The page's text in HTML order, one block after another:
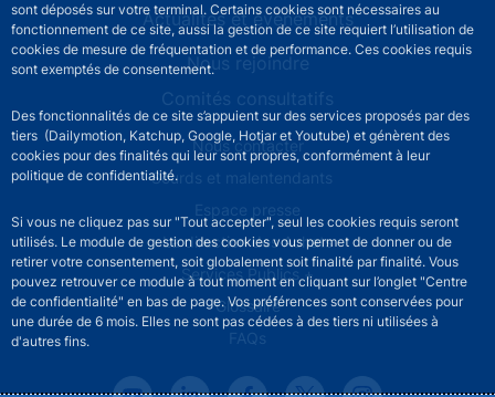
sont déposés sur votre terminal. Certains cookies sont nécessaires au
fonctionnement de ce site, aussi la gestion de ce site requiert l’utilisation de
cookies de mesure de fréquentation et de performance. Ces cookies requis
sont exemptés de consentement.
Des fonctionnalités de ce site s’appuient sur des services proposés par des
tiers (Dailymotion, Katchup, Google, Hotjar et Youtube) et génèrent des
cookies pour des finalités qui leur sont propres, conformément à leur
politique de confidentialité.
Si vous ne cliquez pas sur "Tout accepter", seul les cookies requis seront
utilisés. Le module de gestion des cookies vous permet de donner ou de
retirer votre consentement, soit globalement soit finalité par finalité. Vous
pouvez retrouver ce module à tout moment en cliquant sur l’onglet "Centre
de confidentialité" en bas de page. Vos préférences sont conservées pour
une durée de 6 mois. Elles ne sont pas cédées à des tiers ni utilisées à
d'autres fins.
Actualités et événements
Nous rejoindre
Comités consultatifs
Footer secondary menuNous contacter
Sourds et malentendants
Espace presse
La direction des Achats
Services Publics +
Glossaire
FAQs